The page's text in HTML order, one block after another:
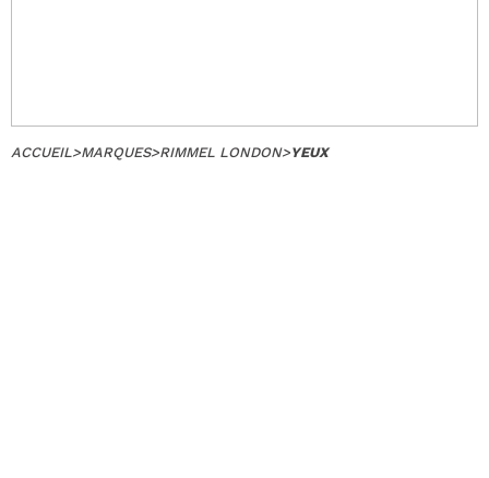
ACCUEIL>MARQUES>RIMMEL LONDON>YEUX